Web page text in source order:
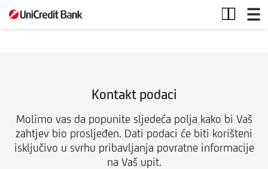
Kontakt
forma
Kontakt podaci
Molimo vas da popunite sljedeća polja kako bi Vaš
zahtjev bio prosljeđen. Dati podaci će biti korišteni
isključivo u svrhu pribavljanja povratne informacije
na Vaš upit.